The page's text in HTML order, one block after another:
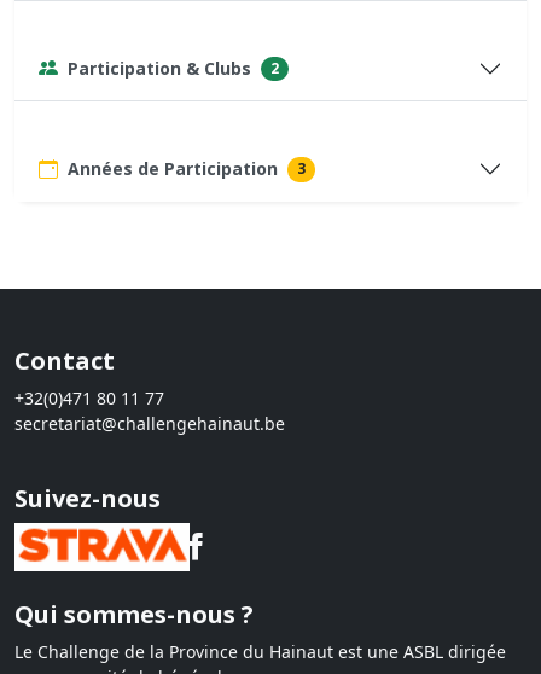
Participation & Clubs 2
Années de Participation 3
Contact
+32(0)471 80 11 77
secretariat@challengehainaut.be
Suivez-nous
Qui sommes-nous ?
Le Challenge de la Province du Hainaut est une ASBL dirigée